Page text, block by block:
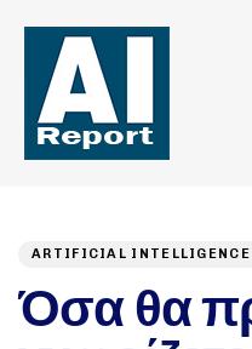
ARTIFICIAL
Όσα θα